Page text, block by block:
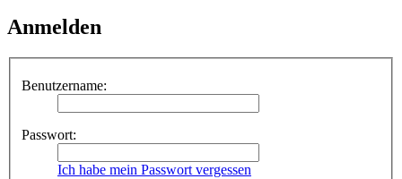
Anmelden
Benutzername:
Passwort:
Ich habe mein Passwort vergessen